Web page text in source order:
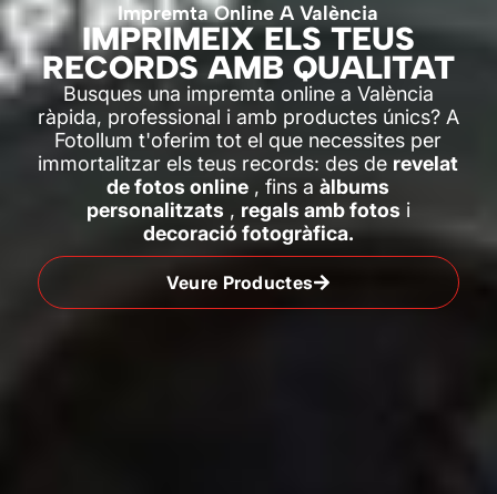
Impremta Online A València
IMPRIMEIX ELS TEUS
RECORDS AMB QUALITAT
Busques una impremta online a València
ràpida, professional i amb productes únics? A
Fotollum t'oferim tot el que necessites per
immortalitzar els teus records: des de revelat
de fotos online , fins aàlbums
personalitzats , regals amb fotos i
decoració fotogràfica.
Veure Productes